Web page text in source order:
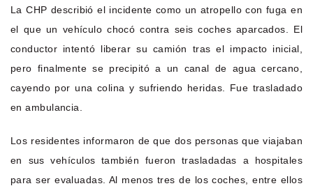
La CHP describió el incidente como un atropello con fuga en
el que un vehículo chocó contra seis coches aparcados. El
conductor intentó liberar su camión tras el impacto inicial,
pero finalmente se precipitó a un canal de agua cercano,
cayendo por una colina y sufriendo heridas. Fue trasladado
en ambulancia.
Los residentes informaron de que dos personas que viajaban
en sus vehículos también fueron trasladadas a hospitales
para ser evaluadas. Al menos tres de los coches, entre ellos